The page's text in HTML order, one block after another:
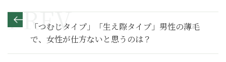
「つむじタイプ」「生え際タイプ」男性の薄毛
で、女性が仕方ないと思うのは？